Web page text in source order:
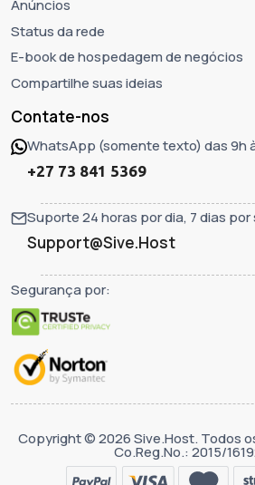
Anúncios
Status da rede
E-book de hospedagem de negócios
Compartilhe suas ideias
Contate-nos
WhatsApp (somente texto) das 9h
+27 73 841 5369
Suporte 24 horas por dia, 7 dias por
Support@Sive.Host
Segurança por:
Copyright © 2026 Sive.Host. Todos
Co.Reg.No.: 2015/